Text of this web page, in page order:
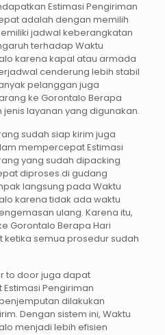
Estimasi Pengiriman
adalah dengan memilih
jadwal keberangkatan
terhadap Waktu
karena kapal atau armada
cenderung lebih stabil
pelanggan juga
ke Gorontalo Berapa
layanan yang digunakan.
sudah siap kirim juga
mempercepat Estimasi
yang sudah dipacking
diproses di gudang
langsung pada Waktu
karena tidak ada waktu
ulang. Karena itu,
Gorontalo Berapa Hari
semua prosedur sudah
to door juga dapat
Pengiriman
dilakukan
Dengan sistem ini, Waktu
menjadi lebih efisien